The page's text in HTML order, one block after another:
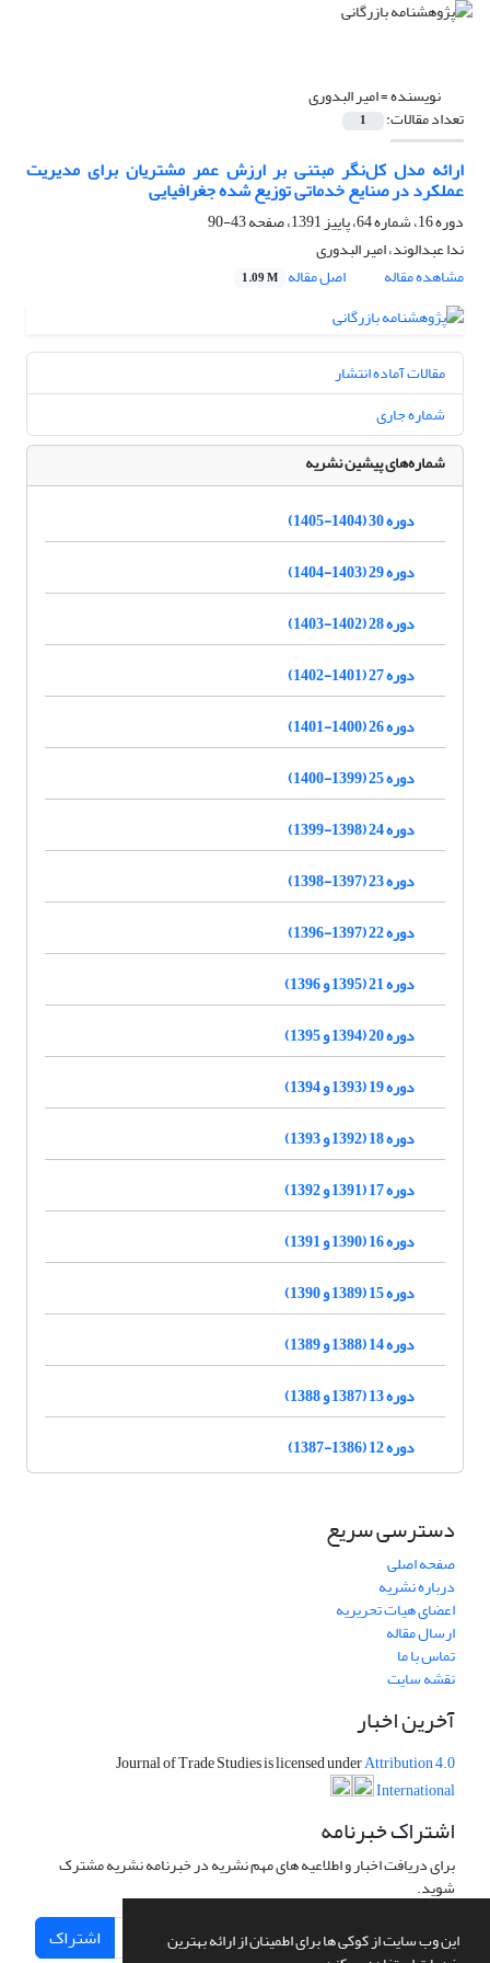
این وب سایت از کوکی ها برای اطمینان از ارائه بهترین
نویسنده =امیر البدوری
تعداد مقالات: 1
ارائه مدل کل‌نگر مبتنی بر ارزش عمر مشتریان برای مدیریت
عملکرد در صنایع خدماتی توزیع شده جغرافیایی
دوره 16، شماره 64، پاییز 1391، صفحه
43-90
ندا عبدالوند، امیر البدوری
مشاهده مقاله
اصل مقاله 1.09 M
مقالات آماده انتشار
شماره جاری
شماره‌های پیشین نشریه
دوره 30 (1404-1405)
دوره 29 (1403-1404)
دوره 28 (1402-1403)
دوره 27 (1401-1402)
دوره 26 (1400-1401)
دوره 25 (1399-1400)
دوره 24 (1398-1399)
دوره 23 (1397-1398)
دوره 22 (1397-1396)
دوره 21 (1395 و 1396)
دوره 20 (1394 و 1395)
دوره 19 (1393 و 1394)
دوره 18 (1392 و 1393)
دوره 17 (1391 و 1392)
دوره 16 (1390 و 1391)
دوره 15 (1389 و 1390)
دوره 14 (1388 و 1389)
دوره 13 (1387 و 1388)
دوره 12 (1386-1387)
دسترسی سریع
صفحه اصلی
درباره نشریه
اعضای هیات تحریریه
ارسال مقاله
تماس با ما
نقشه سایت
آخرین اخبار
Journal of Trade Studies is licensed underAttribution 4.0
International
اشتراک خبرنامه
برای دریافت اخبار و اطلاعیه های مهم نشریه در خبرنامه نشریه مشترک
شوید.
اشتراک